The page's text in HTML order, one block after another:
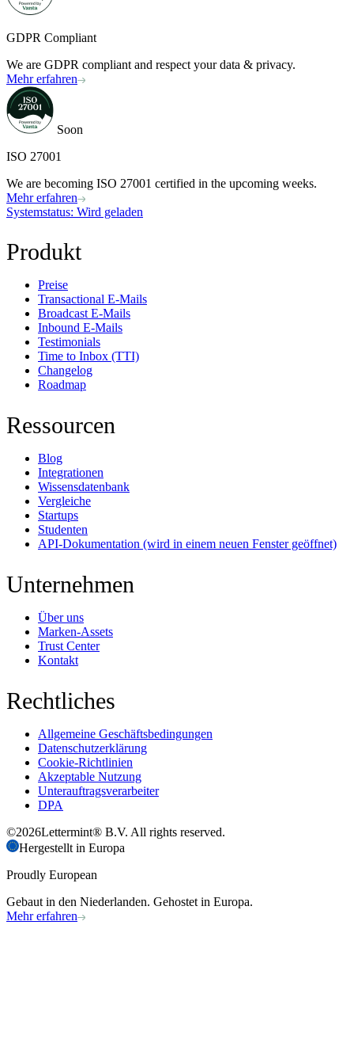
GDPR Compliant
We are GDPR compliant and respect your data & privacy.
Mehr erfahren
Soon
ISO 27001
We are becoming ISO 27001 certified in the upcoming weeks.
Mehr erfahren
Systemstatus: Wird geladen
Produkt
Preise
Transactional E-Mails
Broadcast E-Mails
Inbound E-Mails
Testimonials
Time to Inbox (TTI)
Changelog
Roadmap
Ressourcen
Blog
Integrationen
Wissensdatenbank
Vergleiche
Startups
Studenten
API-Dokumentation (wird in einem neuen Fenster geöffnet)
Unternehmen
Über uns
Marken-Assets
Trust Center
Kontakt
Rechtliches
Allgemeine Geschäftsbedingungen
Datenschutzerklärung
Cookie-Richtlinien
Akzeptable Nutzung
Unterauftragsverarbeiter
DPA
©2026Lettermint® B.V. All rights reserved.
Hergestellt in Europa
Proudly European
Gebaut in den Niederlanden. Gehostet in Europa.
Mehr erfahren